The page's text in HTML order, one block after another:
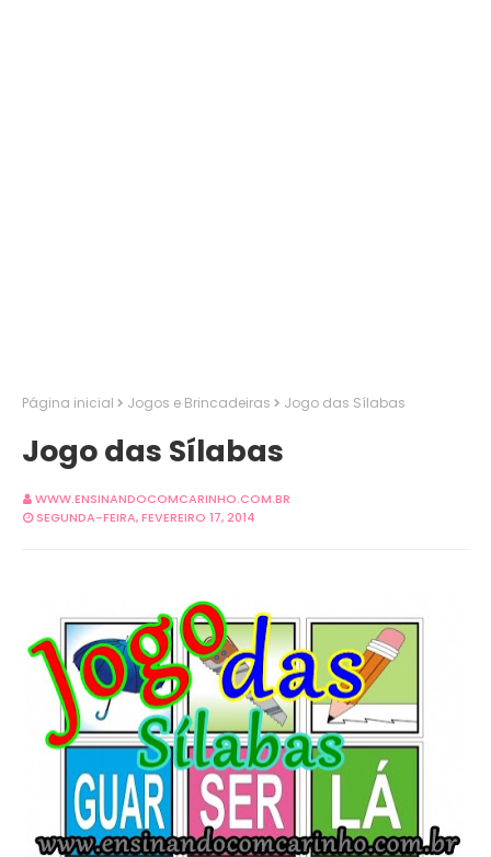
Página inicial Jogos e Brincadeiras Jogo das Sílabas
Jogo das Sílabas
WWW.ENSINANDOCOMCARINHO.COM.BR
SEGUNDA-FEIRA, FEVEREIRO 17, 2014